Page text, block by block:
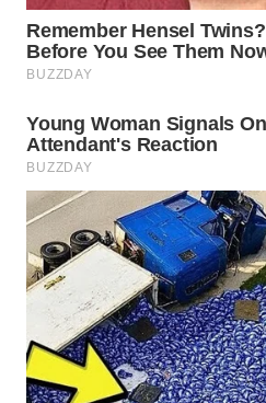
WAHANANEWS
ID
CO ID
WAHANA
SPORT
WAHANA
UMKM